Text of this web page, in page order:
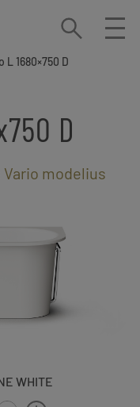
L 1680×750 D
D
modelius
WHITE